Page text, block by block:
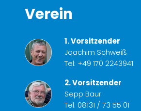
Verein
1. Vorsitzender
Joachim Schweiß
Tel: +49 170 2243941
2. Vorsitzender
Sepp Baur
Tel: 08131 / 73 55 01